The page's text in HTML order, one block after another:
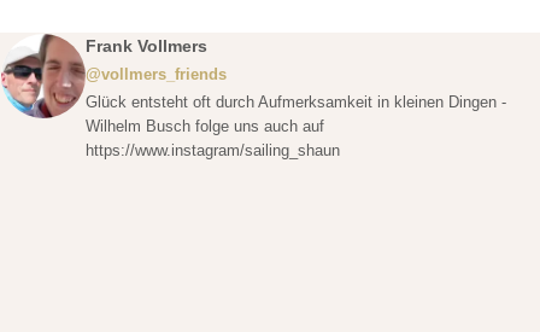
Frank Vollmers
@vollmers_friends
Glück entsteht oft durch Aufmerksamkeit in kleinen Dingen -
Wilhelm Busch folge uns auch auf
https://www.instagram/sailing_shaun